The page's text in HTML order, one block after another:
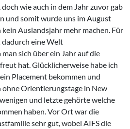
wie auch in dem Jahr zuvor gab
und somit wurde uns im August
Auslandsjahr mehr machen. Für
dadurch eine Welt
sich über ein Jahr auf die
hat. Glücklicherweise habe ich
Placement bekommen und
ohne Orientierungstage in New
und letzte gehörte welche
haben. Vor Ort war die
sehr gut, wobei AIFS die